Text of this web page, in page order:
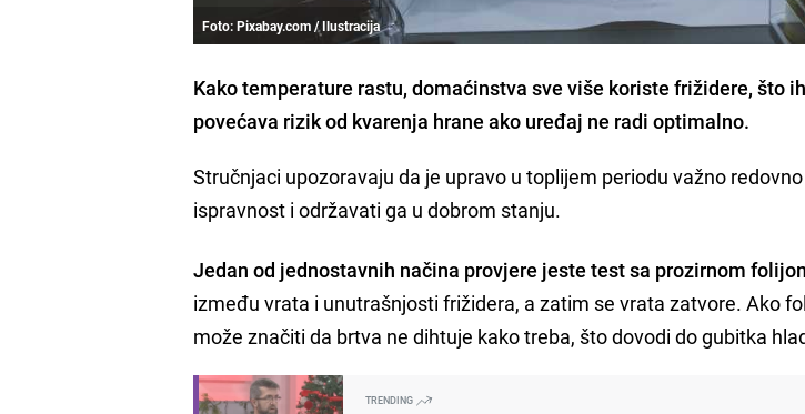
Foto: Pixabay.com / Ilustracija
Kako temperature rastu, domaćinstva sve više koriste frižidere, što
povećava rizik od kvarenja hrane ako uređaj ne radi optimalno.
Stručnjaci upozoravaju da je upravo u toplijem periodu važno
ispravnost i održavati ga u dobrom stanju.
Jedan od jednostavnih načina provjere jeste test sa prozirnom
između vrata i unutrašnjosti frižidera, a zatim se vrata zatvore. Ako
može značiti da brtva ne dihtuje kako treba, što dovodi do gubitka
TRENDING